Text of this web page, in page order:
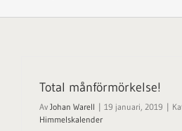
Total månförmörkelse!
Av Johan Warell | 19 januari, 2019 |
Himmelskalender